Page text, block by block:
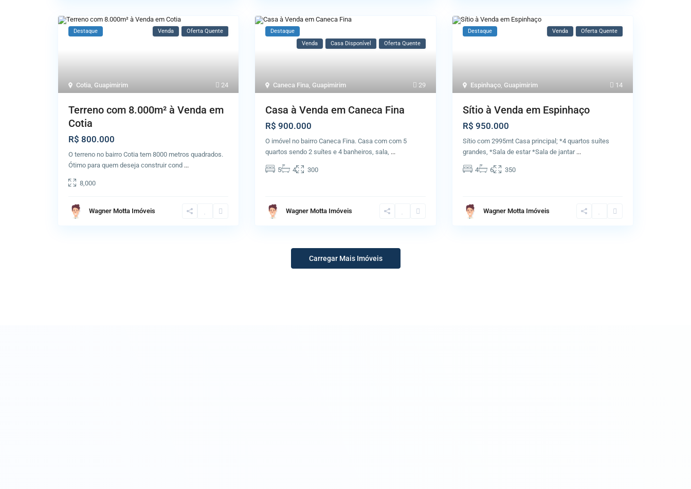
24
Cotia Guapimirim
Destaque Venda Oferta Quente
Terreno com 8.000m² à Venda em
Cotia
R$ 800.000
O terreno no bairro Cotia tem 8000 metros quadrados.
Ótimo para quem deseja construir cond ...
8,000
Wagner Motta Imóveis
29
Caneca Fina Guapimirim
Destaque
Venda
Casa Disponível Oferta Quente
Casa à Venda em Caneca Fina
R$ 900.000
O imóvel no bairro Caneca Fina. Casa com com 5
quartos sendo 2 suítes e 4 banheiros, sala, ...
5 4 300
Wagner Motta Imóveis
14
Espinhaço, Guapimirim
Destaque Venda Oferta Quente
Sítio à Venda em Espinhaço
R$ 950.000
Sítio com 2995mt Casa principal; *4 quartos suítes
grandes, *Sala de estar *Sala de jantar ...
4 6 350
Wagner Motta Imóveis
Carregar Mais Imóveis